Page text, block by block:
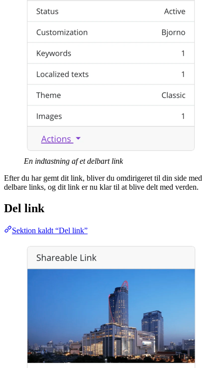
En indtastning af et delbart link
Efter du har gemt dit link, bliver du omdirigeret til din side med
delbare links, og dit link er nu klar til at blive delt med verden.
Del link
Sektion kaldt “Del link”